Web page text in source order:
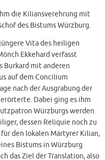
die Kiliansverehrung mit
des Bistums Würzburg.
Vita des heiligen
Ekkehard verfasst
Burkard mit anderen
auf dem Concilium
nach der Ausgrabung der
Dabei ging es ihm
Würzburgs werden
dessen Reliquie noch zu
den lokalen Märtyrer Kilian,
Bistums in Würzburg
das Ziel der Translation, also